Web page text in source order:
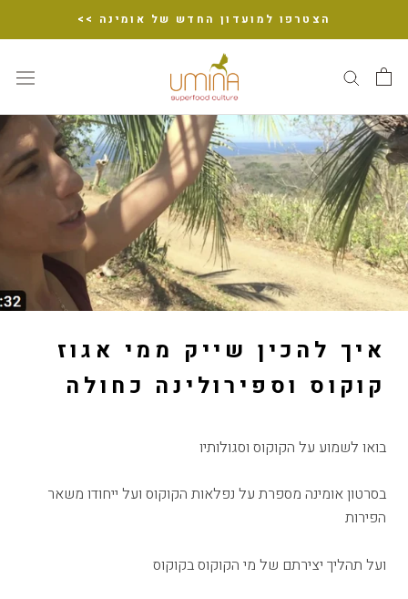
הצטרפו למועדון החדש של אומינה >>
איך להכין שייק ממי אגוז
קוקוס וספירולינה כחולה
בואו לשמוע על הקוקוס וסגולותיו
בסרטון אומינה מספרת על נפלאות הקוקוס ועל ייחודו משאר
הפירות
ועל תהליך יצירתם של מי הקוקוס בקוקוס